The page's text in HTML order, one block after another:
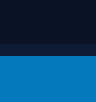
район